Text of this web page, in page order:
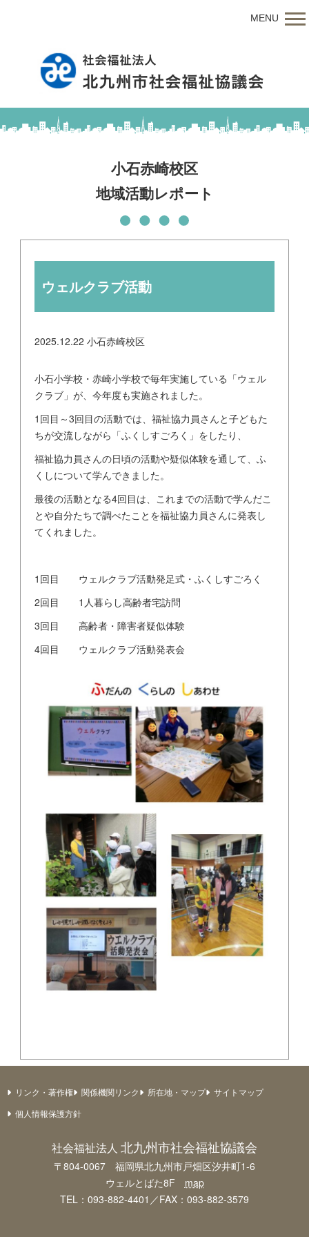
MENU
小石赤崎校区
地域活動レポート
ウェルクラブ活動
2025.12.22 小石赤崎校区
小石小学校・赤崎小学校で毎年実施している「ウェル
クラブ」が、今年度も実施されました。
1回目～3回目の活動では、福祉協力員さんと子どもた
ちが交流しながら「ふくしすごろく」をしたり、
福祉協力員さんの日頃の活動や疑似体験を通して、ふ
くしについて学んできました。
最後の活動となる4回目は、これまでの活動で学んだこ
とや自分たちで調べたことを福祉協力員さんに発表し
てくれました。
1回目 ウェルクラブ活動発足式・ふくしすごろく
2回目 1人暮らし高齢者宅訪問
3回目 高齢者・障害者疑似体験
4回目 ウェルクラブ活動発表会
リンク・著作権 関係機関リンク 所在地・マップ
サイトマップ
個人情報保護方針
社会福祉法人 北九州市社会福祉協議会
〒804-0067 福岡県北九州市戸畑区汐井町1-6
ウェルとばた8F map
TEL：093-882-4401／FAX：093-882-3579